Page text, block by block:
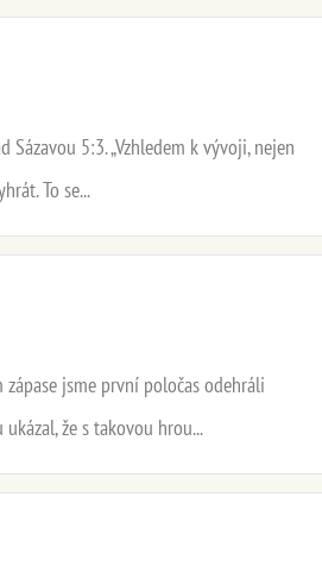
5:3. „Vzhledem k vývoji, nejen
To se...
jsme první poločas odehráli
že s takovou hrou...